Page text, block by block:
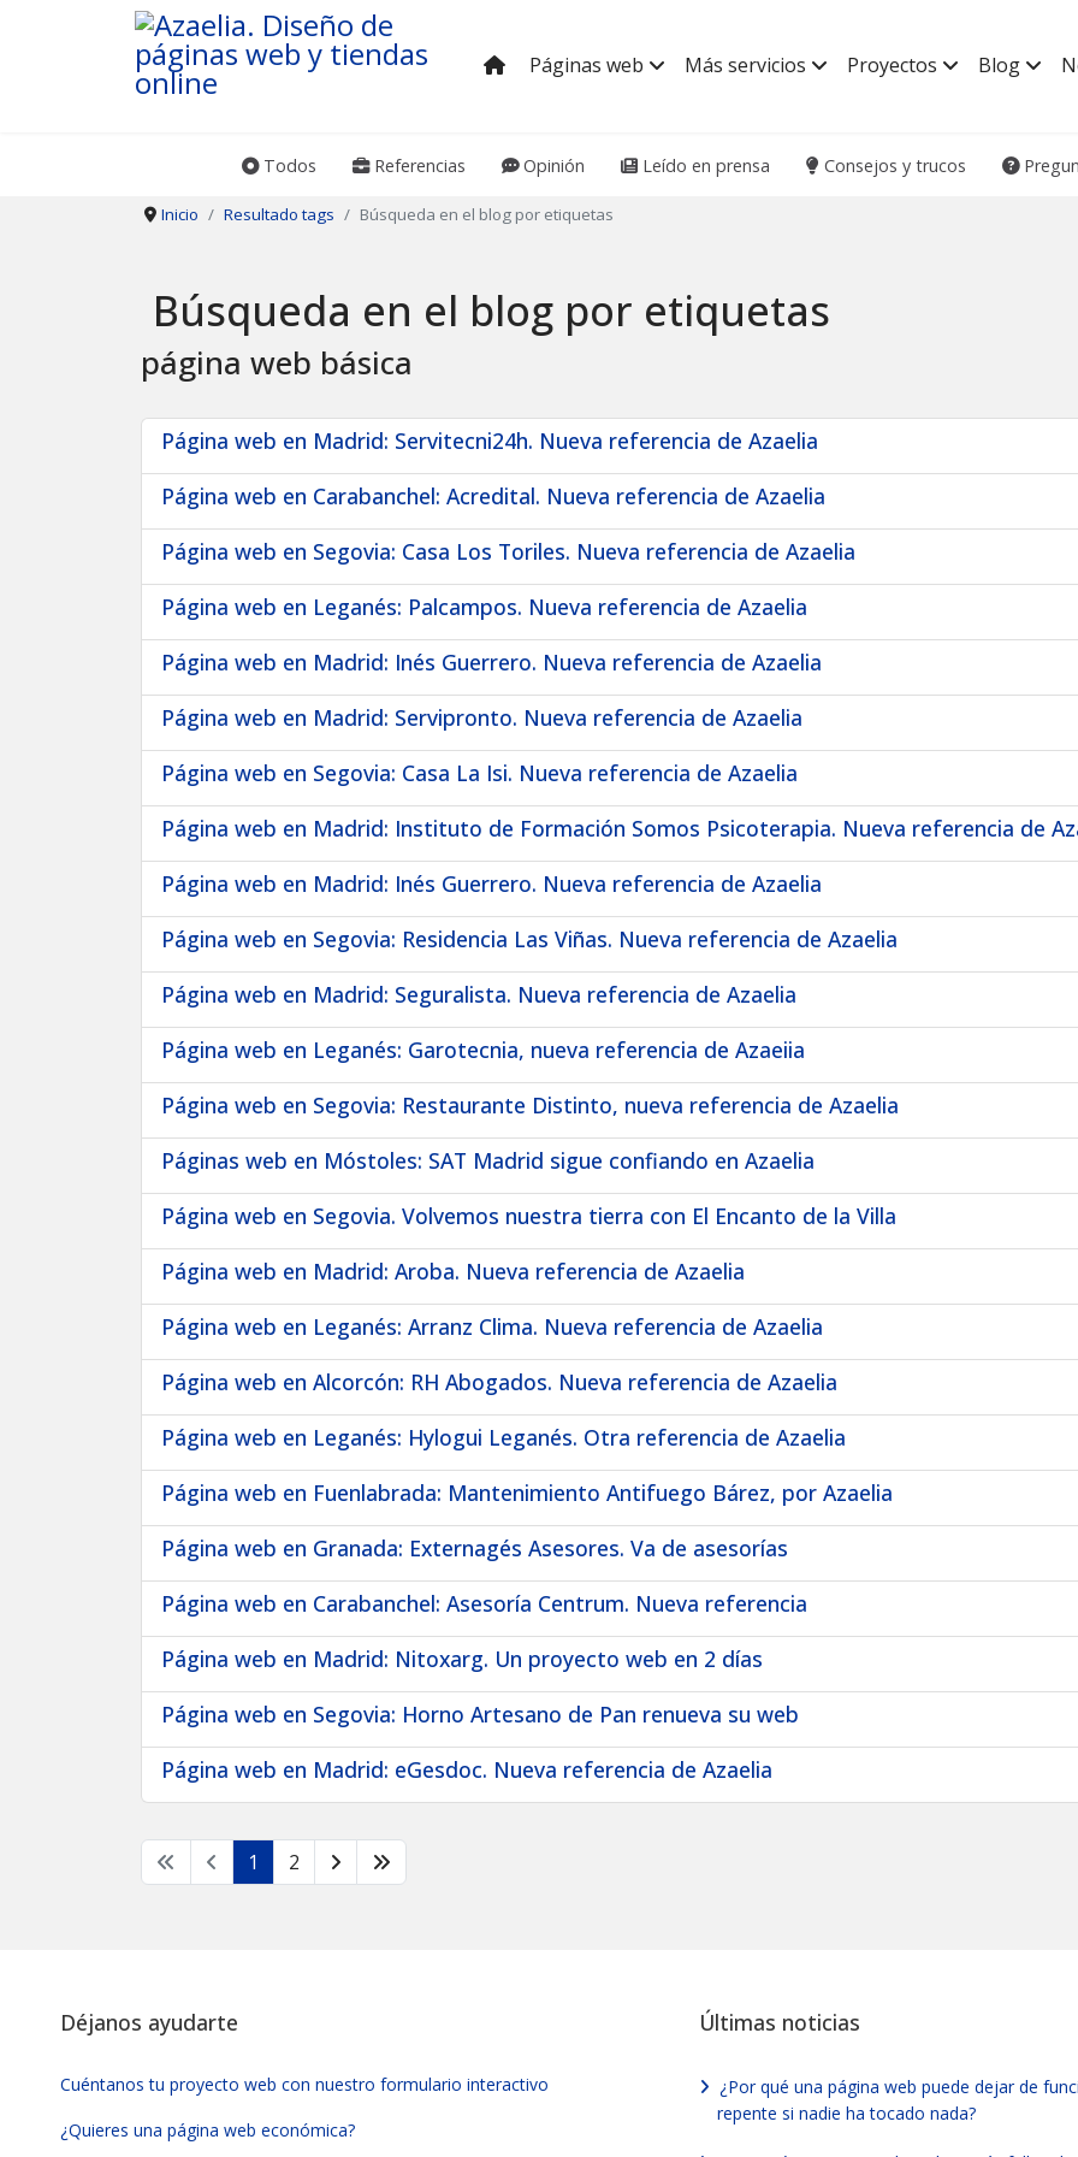
Páginas web Más servicios Proyectos Blog
Todos Referencias Opinión Leído en prensa Consejos y trucos
Inicio Resultado tags Búsqueda en el blog por etiquetas
Búsqueda en el blog por etiquetas
página web básica
Página web en Madrid: Servitecni24h. Nueva referencia de Azaelia
Página web en Carabanchel: Acredital. Nueva referencia de Azaelia
Página web en Segovia: Casa Los Toriles. Nueva referencia de Azaelia
Página web en Leganés: Palcampos. Nueva referencia de Azaelia
Página web en Madrid: Inés Guerrero. Nueva referencia de Azaelia
Página web en Madrid: Servipronto. Nueva referencia de Azaelia
Página web en Segovia: Casa La Isi. Nueva referencia de Azaelia
Página web en Madrid: Instituto de Formación Somos Psicoterapia. Nueva referencia de
Página web en Madrid: Inés Guerrero. Nueva referencia de Azaelia
Página web en Segovia: Residencia Las Viñas. Nueva referencia de Azaelia
Página web en Madrid: Seguralista. Nueva referencia de Azaelia
Página web en Leganés: Garotecnia, nueva referencia de Azaeiia
Página web en Segovia: Restaurante Distinto, nueva referencia de Azaelia
Páginas web en Móstoles: SAT Madrid sigue confiando en Azaelia
Página web en Segovia. Volvemos nuestra tierra con El Encanto de la Villa
Página web en Madrid: Aroba. Nueva referencia de Azaelia
Página web en Leganés: Arranz Clima. Nueva referencia de Azaelia
Página web en Alcorcón: RH Abogados. Nueva referencia de Azaelia
Página web en Leganés: Hylogui Leganés. Otra referencia de Azaelia
Página web en Fuenlabrada: Mantenimiento Antifuego Bárez, por Azaelia
Página web en Granada: Externagés Asesores. Va de asesorías
Página web en Carabanchel: Asesoría Centrum. Nueva referencia
Página web en Madrid: Nitoxarg. Un proyecto web en 2 días
Página web en Segovia: Horno Artesano de Pan renueva su web
Página web en Madrid: eGesdoc. Nueva referencia de Azaelia
1 2
Déjanos ayudarte
Cuéntanos tu proyecto web con nuestro formulario interactivo
¿Quieres una página web económica?
Últimas noticias
¿Por qué una página web puede dejar de
repente si nadie ha tocado nada?